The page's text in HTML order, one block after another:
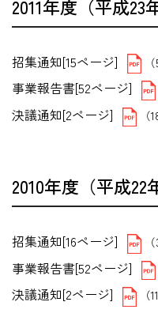
2011年度（平成
招集通知[15ページ]
事業報告書[52ページ]
決議通知[2ページ] （
2010年度（平成
招集通知[16ページ]
事業報告書[52ページ]
決議通知[2ページ] （